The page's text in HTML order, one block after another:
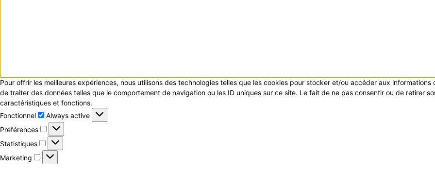
Pour offrir les meilleures expériences, nous utilisons des technologies telles que les cookies pour stocker et/ou accéder aux
de traiter des données telles que le comportement de navigation ou les ID uniques sur ce site. Le fait de ne pas consentir ou de retirer
caractéristiques et fonctions.
Fonctionnel
Fonctionnel
Always active
Préférences
Préférences
Statistiques Statistiques
Marketing Marketing